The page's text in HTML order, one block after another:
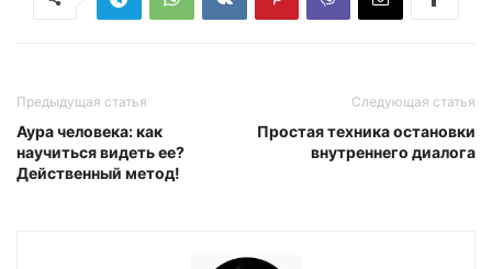
Предыдущая статья
Аура человека: как
научиться видеть ее?
Действенный метод!
Следующая статья
Простая техника остановки
внутреннего диалога